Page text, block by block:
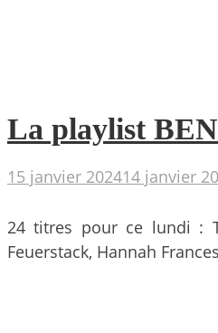
La playlist
15 janvier 202414 janvier
24 titres pour ce lundi :
Feuerstack, Hannah